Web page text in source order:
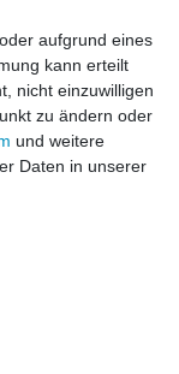
es sich um ein Pflichtfeld.
aufgrund eines
kann erteilt
nicht einzuwilligen
zu ändern oder
und weitere
Daten in unserer